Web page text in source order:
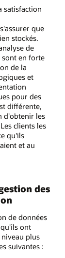
satisfaction
que
stockés.
de
en forte
de la
et
pour des
différente,
d'obtenir les
clients les
qu'ils
et au
des
de données
ont
plus
suivantes :